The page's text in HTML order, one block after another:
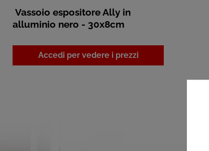
Vassoio espositore Ally in
alluminio nero - 30x8cm
Accedi per vedere i prezzi